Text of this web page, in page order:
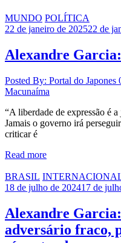
MUNDO POLÍTICA
22 de janeiro de 202522 de
Alexandre
Posted By: Portal do Japones
Macunaíma
“A liberdade de expressão é
Jamais o governo irá
criticar é
Read more
BRASIL
18 de julho de 202417 de
Alexandre
adversário fraco,